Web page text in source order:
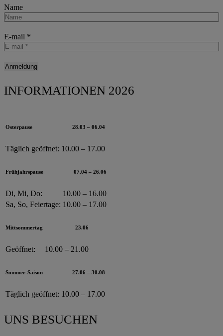
Name
E-mail *
INFORMATIONEN 2026
Osterpause 28.03 – 06.04
Täglich geöffnet: 10.00 – 17.00
Frühjahrspause 07.04 – 26.06
Di, Mi, Do:
10.00 – 16.00
Sa, So, Feiertage: 10.00 – 17.00
Mittsommertag 23.06
Geöffnet: 10.00 – 21.00
Sommer-Saison 27.06 – 30.08
Täglich geöffnet: 10.00 – 17.00
UNS BESUCHEN